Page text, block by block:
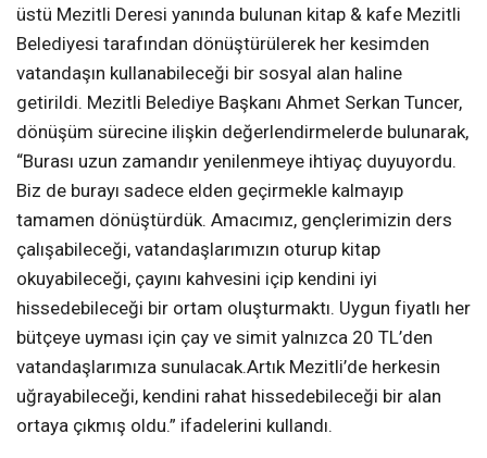
üstü Mezitli Deresi yanında bulunan kitap & kafe Mezitli
Belediyesi tarafından dönüştürülerek her kesimden
vatandaşın kullanabileceği bir sosyal alan haline
getirildi. Mezitli Belediye Başkanı Ahmet Serkan Tuncer,
dönüşüm sürecine ilişkin değerlendirmelerde bulunarak,
“Burası uzun zamandır yenilenmeye ihtiyaç duyuyordu.
Biz de burayı sadece elden geçirmekle kalmayıp
tamamen dönüştürdük. Amacımız, gençlerimizin ders
çalışabileceği, vatandaşlarımızın oturup kitap
okuyabileceği, çayını kahvesini içip kendini iyi
hissedebileceği bir ortam oluşturmaktı. Uygun fiyatlı her
bütçeye uyması için çay ve simit yalnızca 20 TL’den
vatandaşlarımıza sunulacak.Artık Mezitli’de herkesin
uğrayabileceği, kendini rahat hissedebileceği bir alan
ortaya çıkmış oldu.” ifadelerini kullandı.